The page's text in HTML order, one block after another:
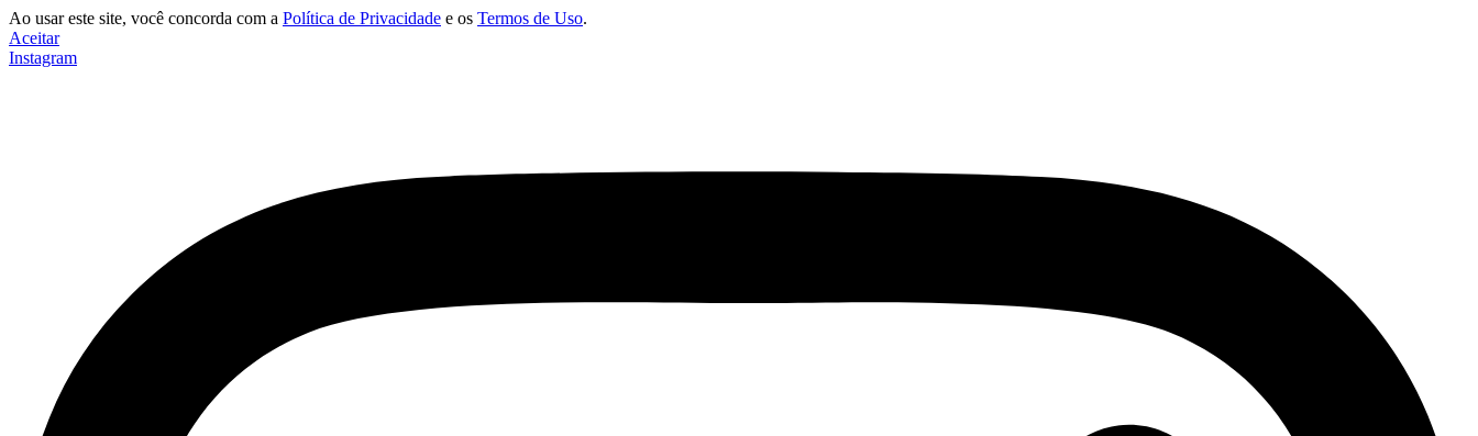
Ao usar este site, você concorda com a Política de Privacidade e os Termos de Uso.
Aceitar
Instagram